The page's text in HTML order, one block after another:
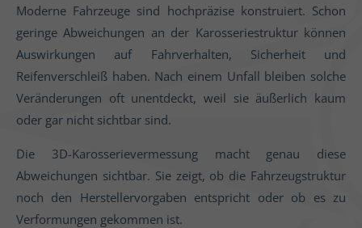
Moderne Fahrzeuge sind hochpräzise konstruiert. Schon
geringe Abweichungen an der Karosseriestruktur können
Auswirkungen auf Fahrverhalten, Sicherheit und
Reifenverschleiß haben. Nach einem Unfall bleiben solche
Veränderungen oft unentdeckt, weil sie äußerlich kaum
oder gar nicht sichtbar sind.
Die 3D-Karosserievermessung macht genau diese
Abweichungen sichtbar. Sie zeigt, ob die Fahrzeugstruktur
noch den Herstellervorgaben entspricht oder ob es zu
Verformungen gekommen ist.